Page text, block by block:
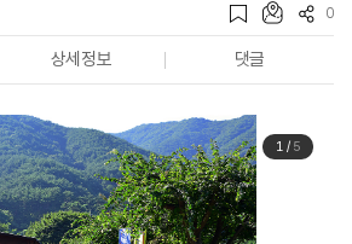
0
상세정보 댓글
1/ 5